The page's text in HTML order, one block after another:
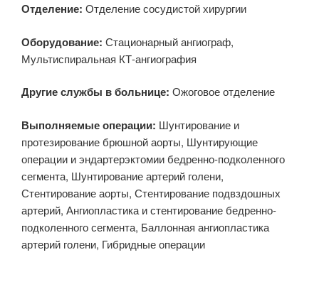
Отделение: Отделение сосудистой хирургии
Оборудование: Стационарный ангиограф,
Мультиспиральная КТ-ангиография
Другие службы в больнице: Ожоговое отделение
Выполняемые операции: Шунтирование и
протезирование брюшной аорты, Шунтирующие
операции и эндартерэктомии бедренно-подколенного
сегмента, Шунтирование артерий голени,
Стентирование аорты, Стентирование подвздошных
артерий, Ангиопластика и стентирование бедренно-
подколенного сегмента, Баллонная ангиопластика
артерий голени, Гибридные операции